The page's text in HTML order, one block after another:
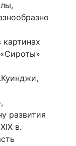
развития
в.